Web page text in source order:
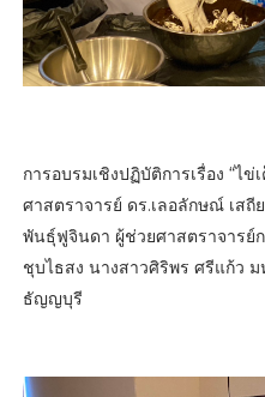
การอบรมเชิงปฏิบัติการเรื่อง “ไ
ศาสตราจารย์ ดร.เลอลักษณ์ เส
พันธุ์ฟูจินดา ผู้ช่วยศาสตราจาร
ชุบไธสง นางสาวศิริพร ศรีแก้ว
ธัญญบุรี